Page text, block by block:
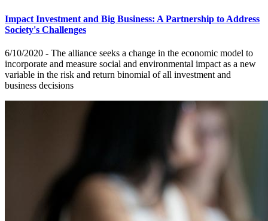
Impact Investment and Big Business: A Partnership to Address
Society's Challenges
6/10/2020 - The alliance seeks a change in the economic model to
incorporate and measure social and environmental impact as a new
variable in the risk and return binomial of all investment and
business decisions